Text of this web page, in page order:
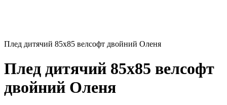
Плед дитячий 85х85 велсофт двойний Оленя
Плед дитячий 85х85 велсофт
двойний Оленя